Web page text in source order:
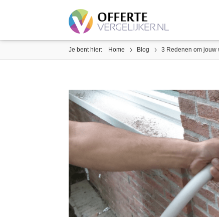
Je bent hier: Home Blog 3 Redenen om jouw